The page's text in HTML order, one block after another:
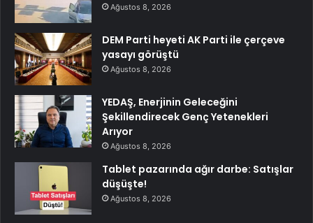
Ağustos 8, 2026
DEM Parti heyeti AK Parti ile çerçeve
yasayı görüştü
Ağustos 8, 2026
YEDAŞ, Enerjinin Geleceğini
Şekillendirecek Genç Yetenekleri
Arıyor
Ağustos 8, 2026
Tablet pazarında ağır darbe: Satışlar
düşüşte!
Ağustos 8, 2026